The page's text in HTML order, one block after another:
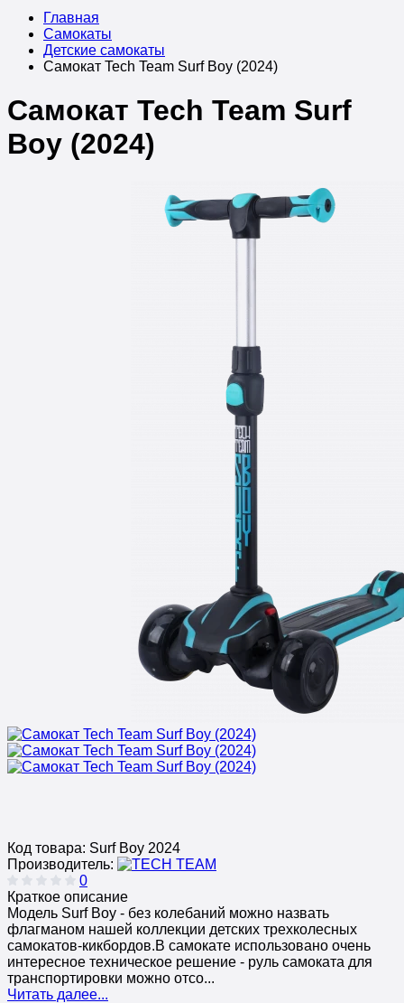
Главная
Самокаты
Детские самокаты
Самокат Tech Team Surf Boy (2024)
Самокат Tech Team Surf
Boy (2024)
Код товара: Surf Boy 2024
Производитель:
0
Краткое описание
Модель Surf Boy - без колебаний можно назвать
флагманом нашей коллекции детских трехколесных
самокатов-кикбордов.В самокате использовано очень
интересное техническое решение - руль самоката для
транспортировки можно отсо...
Читать далее...